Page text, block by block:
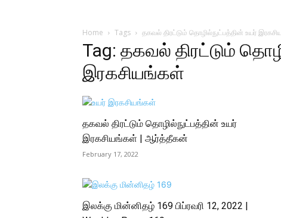
Home Tags தகவல் திரட்டும் தொழில்நுட்பத்தின் உயர்
Tag: தகவல் திரட்டும்
இரகசியங்கள்
தகவல் திரட்டும் தொழில்நுட்பத்தின் உயர்
இரகசியங்கள் | ஆர்த்தீகன்
February 17, 2022
இலக்கு மின்னிதழ் 169 பிப்ரவரி 12, 2022 |